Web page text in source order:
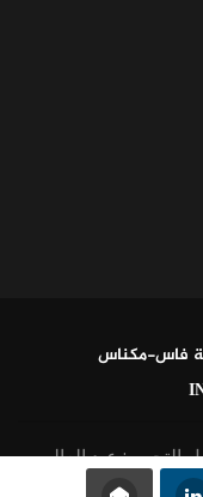
فاس-مكناس
عبد العالي